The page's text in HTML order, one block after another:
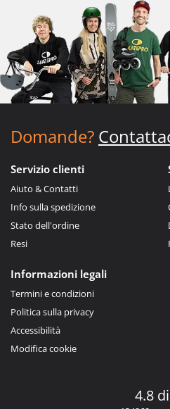
Domande?
Servizio clienti
Aiuto & Contatti
Info sulla spedizione
Stato dell'ordine
Resi
Informazioni legali
Termini e condizioni
Politica sulla privacy
Accessibilità
Modifica cookie
4.8